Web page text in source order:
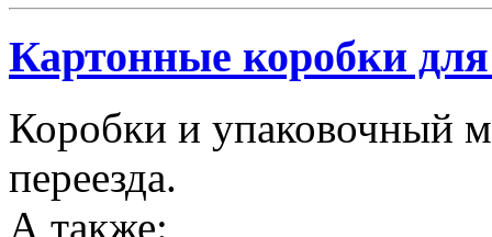
Картонные коробки для
Коробки и упаковочный
переезда.
А также: